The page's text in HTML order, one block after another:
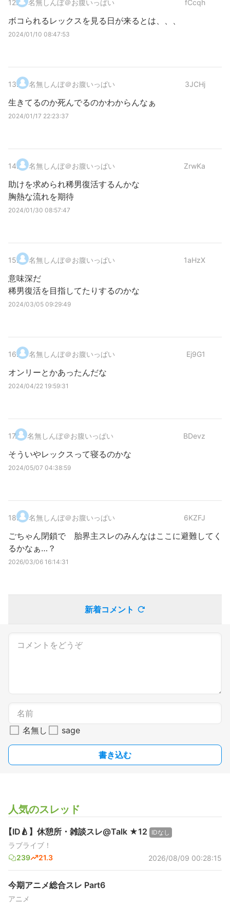
12. 名無しんぼ＠お腹いっぱい fCcqh
ボコられるレックスを見る日が来るとは、、、
2024/01/10 08:47:53
13. 名無しんぼ＠お腹いっぱい 3JCHj
生きてるのか死んでるのかわからんなぁ
2024/01/17 22:23:37
14. 名無しんぼ＠お腹いっぱい ZrwKa
助けを求められ稀男復活するんかな
胸熱な流れを期待
2024/01/30 08:57:47
15. 名無しんぼ＠お腹いっぱい 1aHzX
意味深だ
稀男復活を目指してたりするのかな
2024/03/05 09:29:49
16. 名無しんぼ＠お腹いっぱい Ej9G1
オンリーとかあったんだな
2024/04/22 19:59:31
17. 名無しんぼ＠お腹いっぱい BDevz
そういやレックスって寝るのかな
2024/05/07 04:38:59
18. 名無しんぼ＠お腹いっぱい 6KZFJ
ごちゃん閉鎖で 胎界主スレのみんなはここに避難してく
るかなぁ…？
2026/03/06 16:14:31
新着コメント
名無し sage
書き込む
人気のスレッド
【ID🍐】休憩所・雑談スレ@Talk ★12 IDなし
ラブライブ！
239
21.3 2026/08/09 00:28:15
今期アニメ総合スレ Part6
アニメ